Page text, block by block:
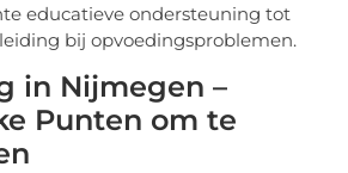
educatieve ondersteuning tot
bij opvoedingsproblemen.
in Nijmegen –
Punten om te